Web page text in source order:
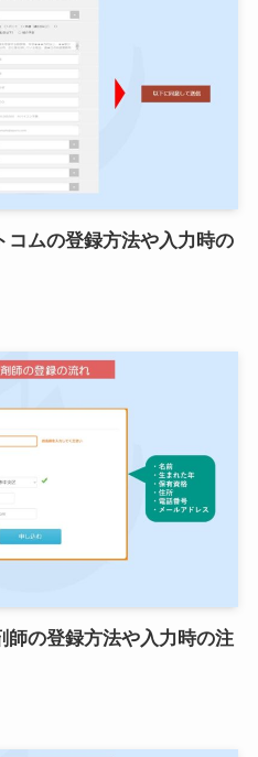
コムの登録方法や入力時の
師の登録方法や入力時の注